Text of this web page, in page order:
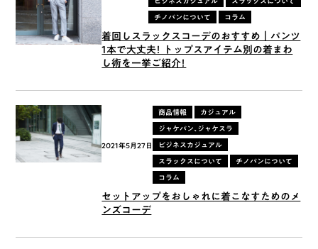
チノパンについて コラム
着回しスラックスコーデのおすすめ｜パンツ
1本で大丈夫！ トップスアイテム別の着まわ
し術を一挙ご紹介！
2021年5月27日
商品情報 カジュアル
ジャケパン、ジャケスラ
ビジネスカジュアル
スラックスについて チノパンについて
コラム
セットアップをおしゃれに着こなすためのメ
ンズコーデ